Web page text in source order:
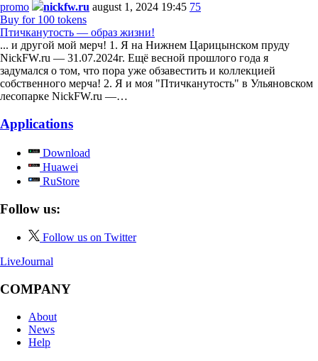
promo nickfw.ru august 1, 2024 19:45 75
Buy for 100 tokens
Птичканутость — образ жизни!
... и другой мой мерч! 1. Я на Нижнем Царицынском пруду
NickFW.ru — 31.07.2024г. Ещё весной прошлого года я
задумался о том, что пора уже обзавестить и коллекцией
собственного мерча! 2. Я и моя "Птичканутость" в Ульяновском
лесопарке NickFW.ru —…
Applications
Download
Huawei
RuStore
Follow us:
Follow us on Twitter
LiveJournal
COMPANY
About
News
Help